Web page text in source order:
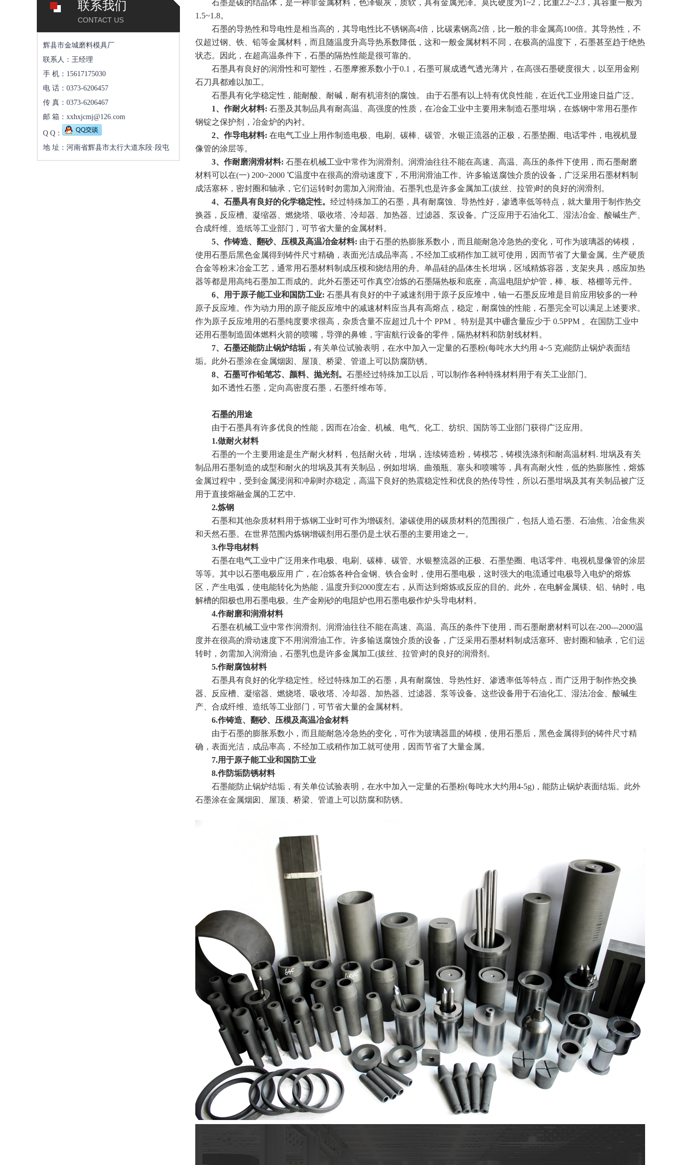
联系我们
CONTACT US
辉县市金城磨料模具厂
联系人：王经理
手 机：15617175030
电 话：0373-6206457
传 真：0373-6206467
邮 箱：xxhxjcmj@126.com
Q Q：
地 址：河南省辉县市太行大道东段·段屯
石墨是碳的结晶体，是一种非金属材料，色泽银灰，质软，具有金属光泽。莫氏硬度为1~2，比重2.2~2.3，其容重一般为
1.5~1.8。
石墨的导热性和导电性是相当高的，其导电性比不锈钢高4倍，比碳素钢高2倍，比一般的非金属高100倍。其导热性，不
仅超过钢、铁、铅等金属材料，而且随温度升高导热系数降低，这和一般金属材料不同，在极高的温度下，石墨甚至趋于绝热
状态。因此，在超高温条件下，石墨的隔热性能是很可靠的。
石墨具有良好的润滑性和可塑性，石墨摩擦系数小于0.1，石墨可展成透气透光薄片，在高强石墨硬度很大，以至用金刚
石刀具都难以加工。
石墨具有化学稳定性，能耐酸、耐碱，耐有机溶剂的腐蚀。 由于石墨有以上特有优良性能，在近代工业用途日益广泛。
1、作耐火材料: 石墨及其制品具有耐高温、高强度的性质，在冶金工业中主要用来制造石墨坩埚，在炼钢中常用石墨作
钢锭之保护剂，冶金炉的内衬。
2、作导电材料: 在电气工业上用作制造电极、电刷、碳棒、碳管、水银正流器的正极，石墨垫圈、电话零件，电视机显
像管的涂层等。
3、作耐磨润滑材料: 石墨在机械工业中常作为润滑剂。润滑油往往不能在高速、高温、高压的条件下使用，而石墨耐磨
材料可以在(一) 200~2000 ℃温度中在很高的滑动速度下，不用润滑油工作。许多输送腐蚀介质的设备，广泛采用石墨材料制
成活塞杯，密封圈和轴承，它们运转时勿需加入润滑油。石墨乳也是许多金属加工(拔丝、拉管)时的良好的润滑剂。
4、石墨具有良好的化学稳定性。 经过特殊加工的石墨，具有耐腐蚀、导热性好，渗透率低等特点，就大量用于制作热交
换器，反应槽、凝缩器、燃烧塔、吸收塔、冷却器、加热器、过滤器、泵设备。广泛应用于石油化工、湿法冶金、酸碱生产、
合成纤维、造纸等工业部门，可节省大量的金属材料。
5、作铸造、翻砂、压模及高温冶金材料: 由于石墨的热膨胀系数小，而且能耐急冷急热的变化，可作为玻璃器的铸模，
使用石墨后黑色金属得到铸件尺寸精确，表面光洁成品率高，不经加工或稍作加工就可使用，因而节省了大量金属。生产硬质
合金等粉末冶金工艺，通常用石墨材料制成压模和烧结用的舟。单晶硅的晶体生长坩埚，区域精炼容器，支架夹具，感应加热
器等都是用高纯石墨加工而成的。此外石墨还可作真空冶炼的石墨隔热板和底座，高温电阻炉炉管，棒、板、格棚等元件。
6、用于原子能工业和国防工业: 石墨具有良好的中子减速剂用于原子反应堆中，铀一石墨反应堆是目前应用较多的一种
原子反应堆。作为动力用的原子能反应堆中的减速材料应当具有高熔点，稳定，耐腐蚀的性能，石墨完全可以满足上述要求。
作为原子反应堆用的石墨纯度要求很高，杂质含量不应超过几十个 PPM 。特别是其中硼含量应少于 0.5PPM 。在国防工业中
还用石墨制造固体燃料火箭的喷嘴，导弹的鼻锥，宇宙航行设备的零件，隔热材料和防射线材料。
7、石墨还能防止锅炉结垢， 有关单位试验表明，在水中加入一定量的石墨粉(每吨水大约用 4~5 克)能防止锅炉表面结
垢。此外石墨涂在金属烟囱、屋顶、桥梁、管道上可以防腐防锈。
8、石墨可作铅笔芯、颜料、抛光剂。 石墨经过特殊加工以后，可以制作各种特殊材料用于有关工业部门。
如不透性石墨，定向高密度石墨，石墨纤维布等。
石墨的用途
由于石墨具有许多优良的性能，因而在冶金、机械、电气、化工、纺织、国防等工业部门获得广泛应用。
1.做耐火材料
石墨的一个主要用途是生产耐火材料，包括耐火砖，坩埚，连续铸造粉，铸模芯，铸模洗涤剂和耐高温材料. 坩埚及有关
制品用石墨制造的成型和耐火的坩埚及其有关制品，例如坩埚、曲颈瓶、塞头和喷嘴等，具有高耐火性，低的热膨胀性，熔炼
金属过程中，受到金属浸润和冲刷时亦稳定，高温下良好的热震稳定性和优良的热传导性，所以石墨坩埚及其有关制品被广泛
用于直接熔融金属的工艺中.
2.炼钢
石墨和其他杂质材料用于炼钢工业时可作为增碳剂。渗碳使用的碳质材料的范围很广，包括人造石墨、石油焦、冶金焦炭
和天然石墨。在世界范围内炼钢增碳剂用石墨仍是土状石墨的主要用途之一。
3.作导电材料
石墨在电气工业中广泛用来作电极、电刷、碳棒、碳管、水银整流器的正极、石墨垫圈、电话零件、电视机显像管的涂层
等等。其中以石墨电极应用 广，在冶炼各种合金钢、铁合金时，使用石墨电极，这时强大的电流通过电极导入电炉的熔炼
区，产生电弧，使电能转化为热能，温度升到2000度左右，从而达到熔炼或反应的目的。此外，在电解金属镁、铝、钠时，电
解槽的阳极也用石墨电极。生产金刚砂的电阻炉也用石墨电极作炉头导电材料。
4.作耐磨和润滑材料
石墨在机械工业中常作润滑剂。润滑油往往不能在高速、高温、高压的条件下使用，而石墨耐磨材料可以在-200---2000温
度并在很高的滑动速度下不用润滑油工作。许多输送腐蚀介质的设备，广泛采用石墨材料制成活塞环、密封圈和轴承，它们运
转时，勿需加入润滑油，石墨乳也是许多金属加工(拔丝、拉管)时的良好的润滑剂。
5.作耐腐蚀材料
石墨具有良好的化学稳定性。经过特殊加工的石墨，具有耐腐蚀、导热性好、渗透率低等特点，而广泛用于制作热交换
器、反应槽、凝缩器、燃烧塔、吸收塔、冷却器、加热器、过滤器、泵等设备。这些设备用于石油化工、湿法冶金、酸碱生
产、合成纤维、造纸等工业部门，可节省大量的金属材料。
6.作铸造、翻砂、压模及高温冶金材料
由于石墨的膨胀系数小，而且能耐急冷急热的变化，可作为玻璃器皿的铸模，使用石墨后，黑色金属得到的铸件尺寸精
确，表面光洁，成品率高，不经加工或稍作加工就可使用，因而节省了大量金属。
7.用于原子能工业和国防工业
8.作防垢防锈材料
石墨能防止锅炉结垢，有关单位试验表明，在水中加入一定量的石墨粉(每吨水大约用4-5g)，能防止锅炉表面结垢。此外
石墨涂在金属烟囱、屋顶、桥梁、管道上可以防腐和防锈。